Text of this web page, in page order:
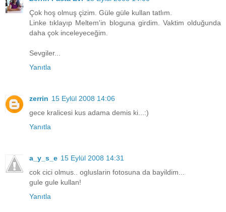
Çok hoş olmuş çizim. Güle güle kullan tatlım.
Linke tıklayıp Meltem'in bloguna girdim. Vaktim olduğunda
daha çok inceleyeceğim.
Sevgiler...
Yanıtla
zerrin 15 Eylül 2008 14:06
gece kralicesi kus adama demis ki...:)
Yanıtla
a_y_s_e 15 Eylül 2008 14:31
cok cici olmus.. ogluslarin fotosuna da bayildim...
gule gule kullan!
Yanıtla